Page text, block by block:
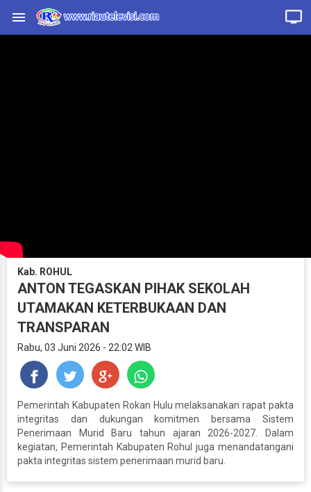
Kab. ROHUL
ANTON TEGASKAN PIHAK SEKOLAH
UTAMAKAN KETERBUKAAN DAN
TRANSPARAN
Rabu, 03 Juni 2026 - 22:02 WIB
Pemerintah Kabupaten Rokan Hulu melaksanakan rapat pakta
integritas dan dukungan komitmen bersama Sistem
Penerimaan Murid Baru tahun ajaran 2026-2027. Dalam
kegiatan, Pemerintah Kabupaten Rohul juga menandatangani
pakta integritas sistem penerimaan murid baru.